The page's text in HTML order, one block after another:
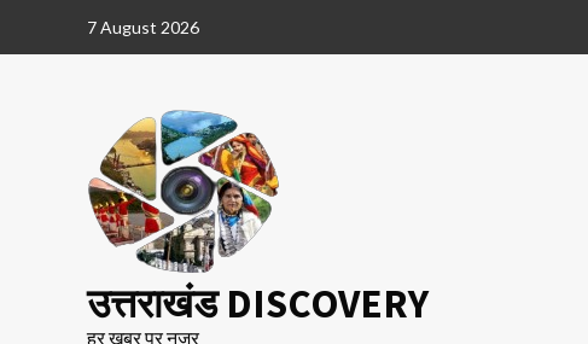
7 August 2026
उत्तराखंड DISCOVERY
हर खबर पर नजर